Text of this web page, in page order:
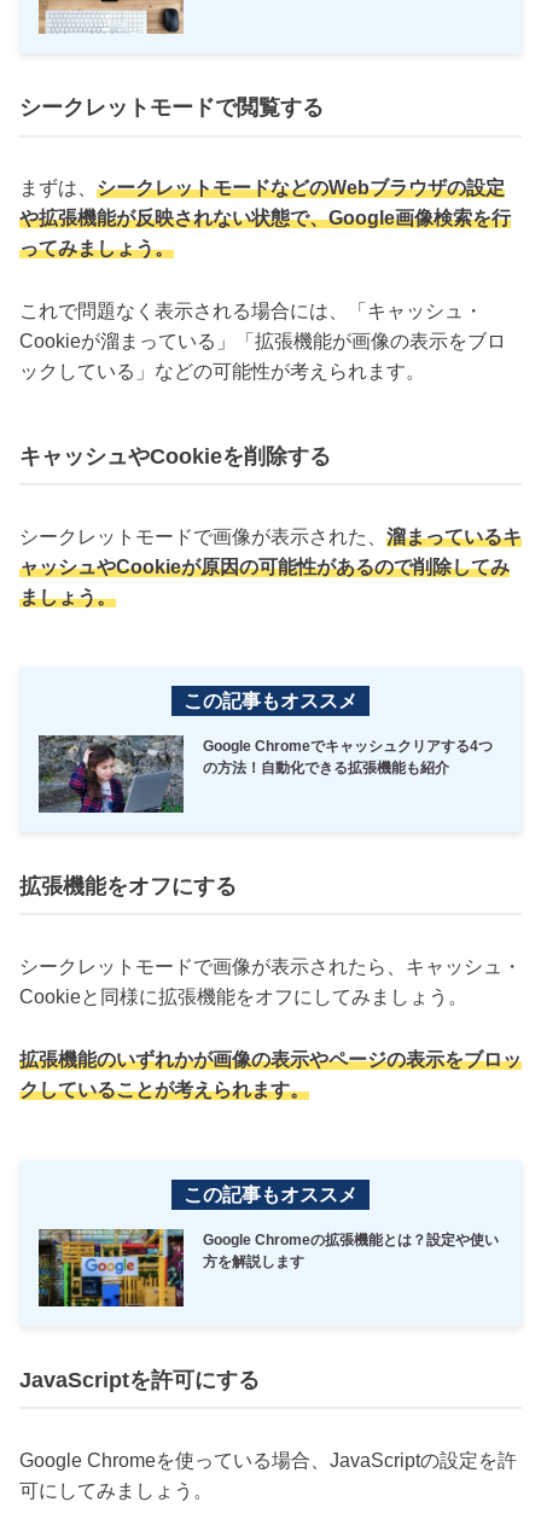
シークレットモードで閲覧する
まずは、 シークレットモードなどのWebブラウザの設定
や拡張機能が反映されない状態で、Google画像検索を行
ってみましょう。
これで問題なく表示される場合には、「キャッシュ・
Cookieが溜まっている」「拡張機能が画像の表示をブロ
ックしている」などの可能性が考えられます。
キャッシュやCookieを削除する
シークレットモードで画像が表示された、 溜まっているキ
ャッシュやCookieが原因の可能性があるので削除してみ
ましょう。
この記事もオススメ
Google Chromeでキャッシュクリアする4つ
の方法！自動化できる拡張機能も紹介
拡張機能をオフにする
シークレットモードで画像が表示されたら、キャッシュ・
Cookieと同様に拡張機能をオフにしてみましょう。
拡張機能のいずれかが画像の表示やページの表示をブロッ
クしていることが考えられます。
この記事もオススメ
Google Chromeの拡張機能とは？設定や使い
方を解説します
JavaScriptを許可にする
Google Chromeを使っている場合、JavaScriptの設定を許
可にしてみましょう。